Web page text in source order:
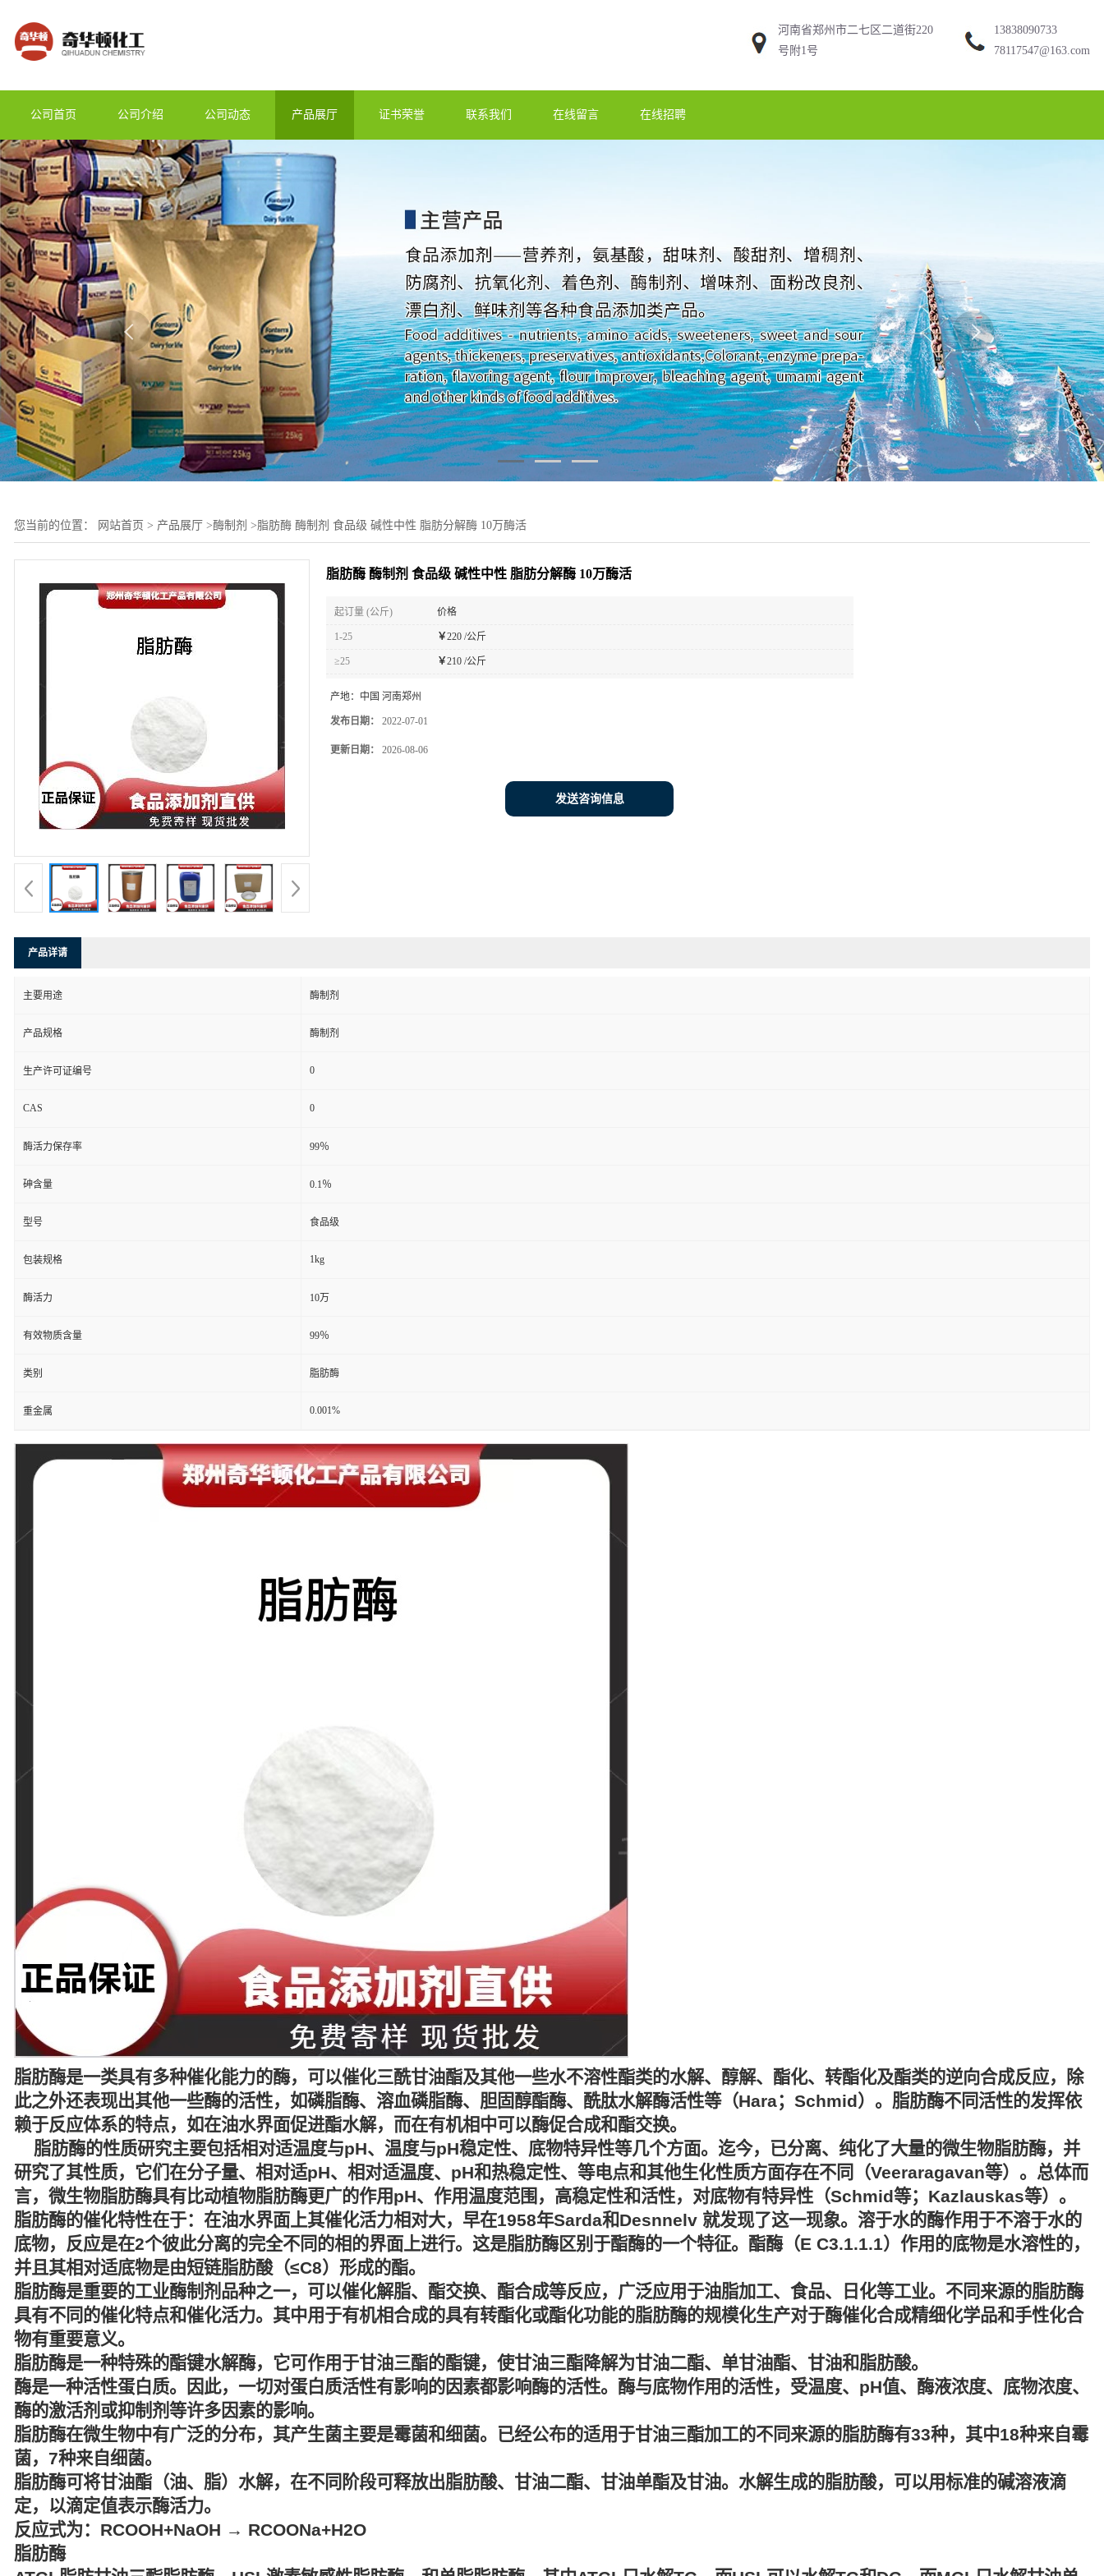
河南省郑州市二七区二道街220
号附1号
13838090733
78117547@163.com
公司首页 公司介绍 公司动态 产品展厅 证书荣誉 联系我们 在线留言 在线招聘
您当前的位置： 网站首页 > 产品展厅 >酶制剂 >脂肪酶 酶制剂 食品级 碱性中性 脂肪分解酶 10万酶活
脂肪酶 酶制剂 食品级 碱性中性 脂肪分解酶 10万酶活
起订量 (公斤) 价格
1-25 ￥220 /公斤
≥25 ￥210 /公斤
产地： 中国 河南郑州
发布日期： 2022-07-01
更新日期： 2026-08-06
发送咨询信息
产品详请
主要用途 酶制剂
产品规格 酶制剂
生产许可证编号 0
CAS 0
酶活力保存率 99％
砷含量 0.1％
型号 食品级
包装规格 1kg
酶活力 10万
有效物质含量 99％
类别 脂肪酶
重金属 0.001%
脂肪酶是一类具有多种催化能力的酶，可以催化三酰甘油酯及其他一些水不溶性酯类的水解、醇解、酯化、转酯化及酯类的逆向合成反应，除
此之外还表现出其他一些酶的活性，如磷脂酶、溶血磷脂酶、胆固醇酯酶、酰肽水解酶活性等（Hara；Schmid）。脂肪酶不同活性的发挥依
赖于反应体系的特点，如在油水界面促进酯水解，而在有机相中可以酶促合成和酯交换。
脂肪酶的性质研究主要包括相对适温度与pH、温度与pH稳定性、底物特异性等几个方面。迄今，已分离、纯化了大量的微生物脂肪酶，并
研究了其性质，它们在分子量、相对适pH、相对适温度、pH和热稳定性、等电点和其他生化性质方面存在不同（Veeraragavan等）。总体而
言，微生物脂肪酶具有比动植物脂肪酶更广的作用pH、作用温度范围，高稳定性和活性，对底物有特异性（Schmid等；Kazlauskas等）。
脂肪酶的催化特性在于：在油水界面上其催化活力相对大，早在1958年Sarda和Desnnelv 就发现了这一现象。溶于水的酶作用于不溶于水的
底物，反应是在2个彼此分离的完全不同的相的界面上进行。这是脂肪酶区别于酯酶的一个特征。酯酶（E C3.1.1.1）作用的底物是水溶性的，
并且其相对适底物是由短链脂肪酸（≤C8）形成的酯。
脂肪酶是重要的工业酶制剂品种之一，可以催化解脂、酯交换、酯合成等反应，广泛应用于油脂加工、食品、日化等工业。不同来源的脂肪酶
具有不同的催化特点和催化活力。其中用于有机相合成的具有转酯化或酯化功能的脂肪酶的规模化生产对于酶催化合成精细化学品和手性化合
物有重要意义。
脂肪酶是一种特殊的酯键水解酶，它可作用于甘油三酯的酯键，使甘油三酯降解为甘油二酯、单甘油酯、甘油和脂肪酸。
酶是一种活性蛋白质。因此，一切对蛋白质活性有影响的因素都影响酶的活性。酶与底物作用的活性，受温度、pH值、酶液浓度、底物浓度、
酶的激活剂或抑制剂等许多因素的影响。
脂肪酶在微生物中有广泛的分布，其产生菌主要是霉菌和细菌。已经公布的适用于甘油三酯加工的不同来源的脂肪酶有33种，其中18种来自霉
菌，7种来自细菌。
脂肪酶可将甘油酯（油、脂）水解，在不同阶段可释放出脂肪酸、甘油二酯、甘油单酯及甘油。水解生成的脂肪酸，可以用标准的碱溶液滴
定，以滴定值表示酶活力。
反应式为：RCOOH+NaOH → RCOONa+H2O
脂肪酶